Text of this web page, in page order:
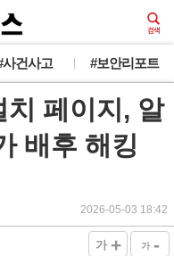
사건사고 #보안리포트
치 페이지, 알
배후 해킹
2026-05-03 18:42
가 + 가 -